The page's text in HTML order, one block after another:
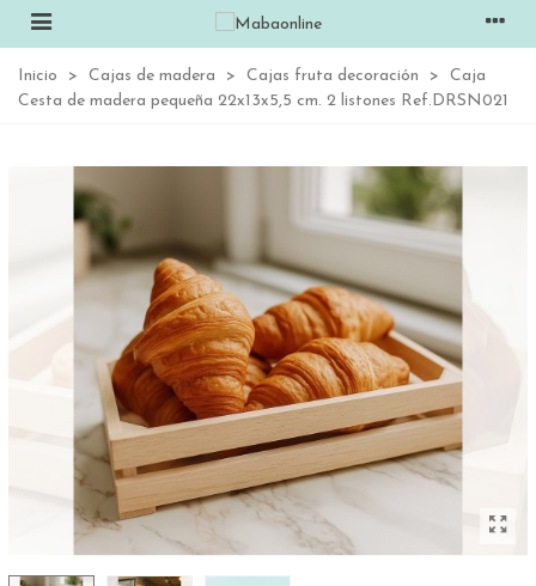
Inicio > Cajas de madera > Cajas fruta decoración >
Caja
Cesta de madera pequeña 22x13x5,5 cm. 2 listones Ref.DRSN021